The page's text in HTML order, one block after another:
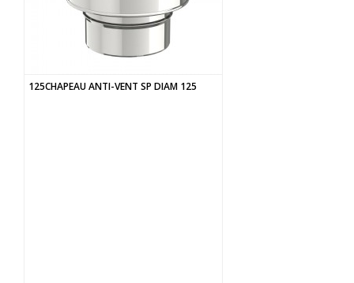
125CHAPEAU ANTI-VENT SP DIAM 125